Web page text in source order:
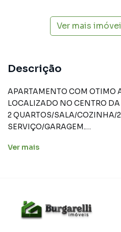
Ver mais
Descrição
APARTAMENTO COM OTIMO
LOCALIZADO NO CENTRO
2 QUARTOS/SALA/COZINHA/
SERVIÇO/GARAGEM.
3409-2021.
Ver mais